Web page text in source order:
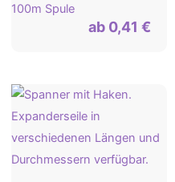
100m Spule
ab 0,41 €